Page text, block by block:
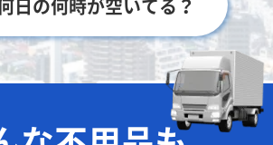
日の何時が空いてる？